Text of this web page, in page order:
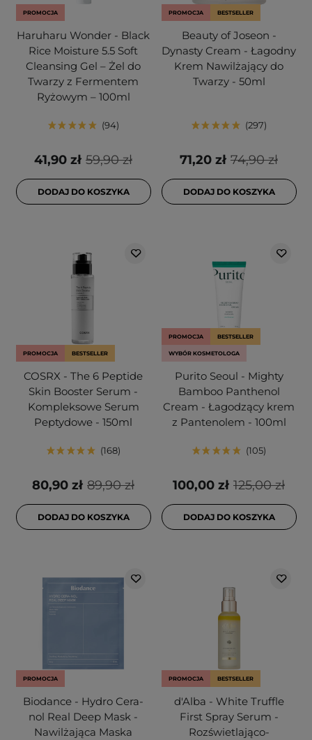
PROMOCJA
Haruharu Wonder - Black
Rice Moisture 5.5 Soft
Cleansing Gel – Żel do
Twarzy z Fermentem
Ryżowym – 100ml
94
59,90 zł
41,90 zł
DODAJ DO KOSZYKA
PROMOCJA BESTSELLER
Beauty of Joseon -
Dynasty Cream - Łagodny
Krem Nawilżający do
Twarzy - 50ml
297
74,90 zł
71,20 zł
DODAJ DO KOSZYKA
PROMOCJA BESTSELLER
COSRX - The 6 Peptide
Skin Booster Serum -
Kompleksowe Serum
Peptydowe - 150ml
168
89,90 zł
80,90 zł
DODAJ DO KOSZYKA
PROMOCJA BESTSELLER
WYBÓR KOSMETOLOGA
Purito Seoul - Mighty
Bamboo Panthenol
Cream - Łagodzący krem
z Pantenolem - 100ml
105
125,00 zł
100,00 zł
DODAJ DO KOSZYKA
PROMOCJA
Biodance - Hydro Cera-
nol Real Deep Mask -
Nawilżająca Maska
PROMOCJA BESTSELLER
d'Alba - White Truffle
First Spray Serum -
Rozświetlająco-